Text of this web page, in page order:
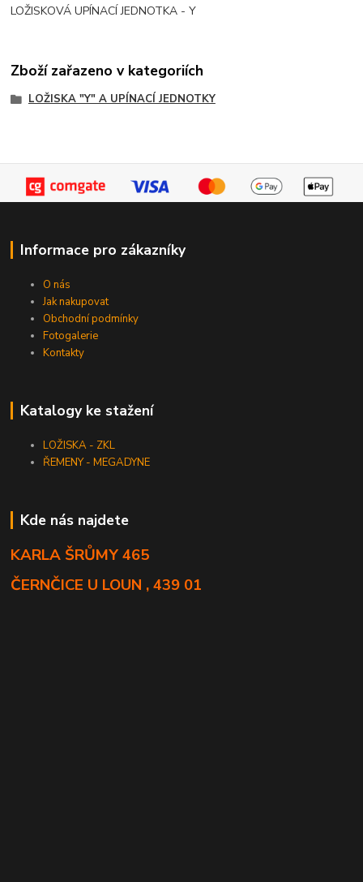
LOŽISKOVÁ UPÍNACÍ JEDNOTKA - Y
Zboží zařazeno v kategoriích
LOŽISKA "Y" A UPÍNACÍ JEDNOTKY
Informace pro zákazníky
O nás
Jak nakupovat
Obchodní podmínky
Fotogalerie
Kontakty
Katalogy ke stažení
LOŽISKA - ZKL
ŘEMENY - MEGADYNE
Kde nás najdete
KARLA ŠRŮMY 465
ČERNČICE U LOUN , 439 01